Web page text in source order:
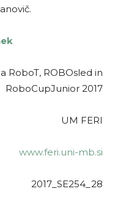
RoboT, ROBOsled in
RoboCupJunior 2017
UM FERI
www.fe­ri.uni-mb.si
2017_SE254_28